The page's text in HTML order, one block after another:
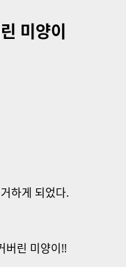
미양이
하게 되었다.
버린 미양이!!